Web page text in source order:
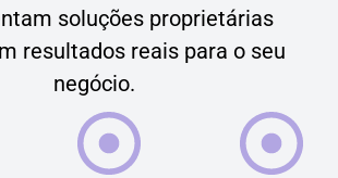
soluções proprietárias
resultados reais para o seu
negócio.